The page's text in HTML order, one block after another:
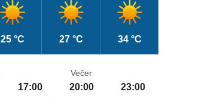
25 °C 27 °C 34 °C
17:00
Večer
20:00 23:00